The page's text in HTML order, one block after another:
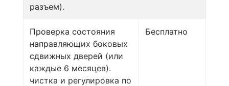
разъем).
Проверка состояния
направляющих боковых
сдвижных дверей (или
каждые 6 месяцев).
чистка и регулировка по
Бесплатно